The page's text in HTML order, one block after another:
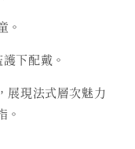
。
下配戴。
展現法式層次魅力
。